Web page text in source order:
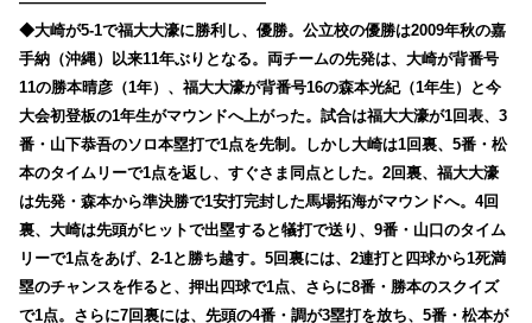
◆大崎が5-1で福大大濠に勝利し、優勝。公立校の優勝は2009年秋の嘉
手納（沖縄）以来11年ぶりとなる。両チームの先発は、大崎が背番号
11の勝本晴彦（1年）、福大大濠が背番号16の森本光紀（1年生）と今
大会初登板の1年生がマウンドへ上がった。試合は福大大濠が1回表、3
番・山下恭吾のソロ本塁打で1点を先制。しかし大崎は1回裏、5番・松
本のタイムリーで1点を返し、すぐさま同点とした。2回裏、福大大濠
は先発・森本から準決勝で1安打完封した馬場拓海がマウンドへ。4回
裏、大崎は先頭がヒットで出塁すると犠打で送り、9番・山口のタイム
リーで1点をあげ、2-1と勝ち越す。5回裏には、2連打と四球から1死満
塁のチャンスを作ると、押出四球で1点、さらに8番・勝本のスクイズ
で1点。さらに7回裏には、先頭の4番・調が3塁打を放ち、5番・松本が